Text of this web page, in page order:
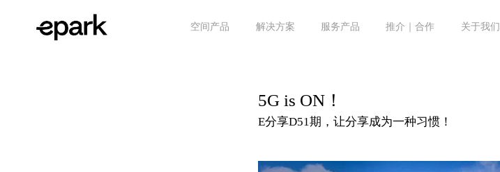
空间产品 解决方案 服务产品 推介｜合作 关于我们
5G is ON！
E分享D51期，让分享成为一种习惯！